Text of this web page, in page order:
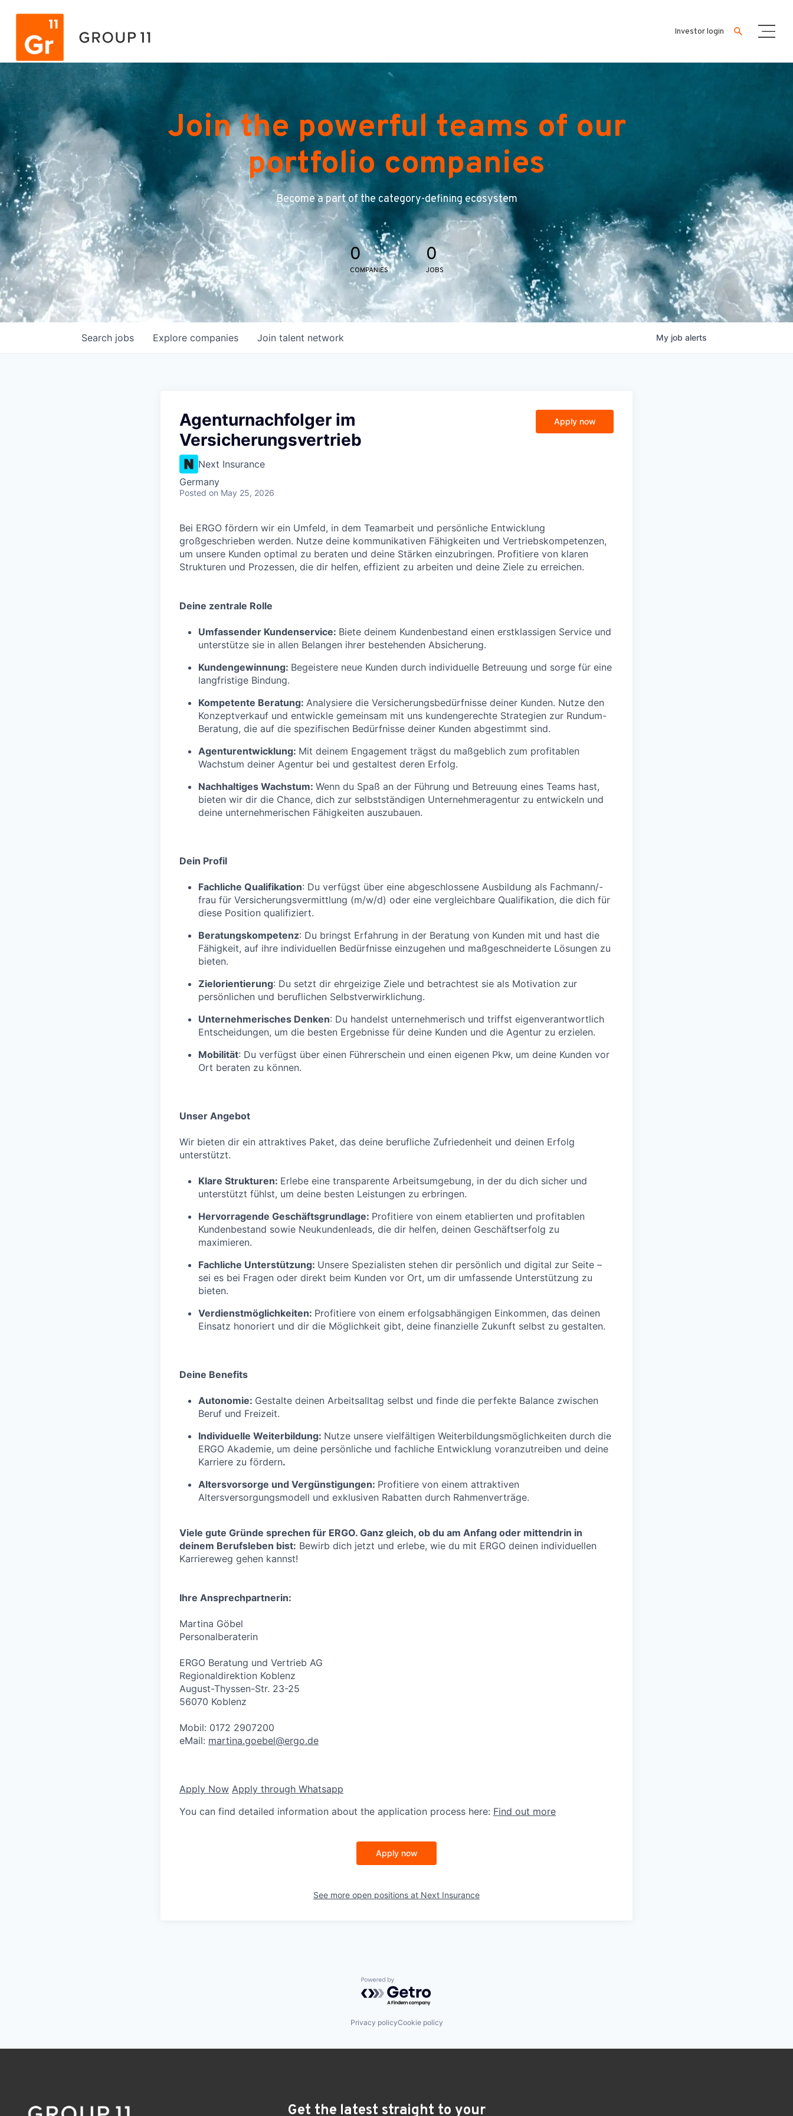
Investor login
Join the powerful teams of our
portfolio companies
Become a part of the category-defining ecosystem
0
COMPANIES
0
JOBS
Search jobs Explore companies Join talent network My job alerts
Agenturnachfolger im
Versicherungsvertrieb
Next Insurance
Germany
Posted on May 25, 2026
Apply now
Bei ERGO fördern wir ein Umfeld, in dem Teamarbeit und persönliche Entwicklung
großgeschrieben werden. Nutze deine kommunikativen Fähigkeiten und Vertriebskompetenzen,
um unsere Kunden optimal zu beraten und deine Stärken einzubringen. Profitiere von klaren
Strukturen und Prozessen, die dir helfen, effizient zu arbeiten und deine Ziele zu erreichen.
Deine zentrale Rolle
Umfassender Kundenservice: Biete deinem Kundenbestand einen erstklassigen Service und
unterstütze sie in allen Belangen ihrer bestehenden Absicherung.
Kundengewinnung: Begeistere neue Kunden durch individuelle Betreuung und sorge für eine
langfristige Bindung.
Kompetente Beratung: Analysiere die Versicherungsbedürfnisse deiner Kunden. Nutze den
Konzeptverkauf und entwickle gemeinsam mit uns kundengerechte Strategien zur Rundum-
Beratung, die auf die spezifischen Bedürfnisse deiner Kunden abgestimmt sind.
Agenturentwicklung: Mit deinem Engagement trägst du maßgeblich zum profitablen
Wachstum deiner Agentur bei und gestaltest deren Erfolg.
Nachhaltiges Wachstum: Wenn du Spaß an der Führung und Betreuung eines Teams hast,
bieten wir dir die Chance, dich zur selbstständigen Unternehmeragentur zu entwickeln und
deine unternehmerischen Fähigkeiten auszubauen.
Dein Profil
Fachliche Qualifikation: Du verfügst über eine abgeschlossene Ausbildung als Fachmann/-
frau für Versicherungsvermittlung (m/w/d) oder eine vergleichbare Qualifikation, die dich für
diese Position qualifiziert.
Beratungskompetenz: Du bringst Erfahrung in der Beratung von Kunden mit und hast die
Fähigkeit, auf ihre individuellen Bedürfnisse einzugehen und maßgeschneiderte Lösungen zu
bieten.
Zielorientierung: Du setzt dir ehrgeizige Ziele und betrachtest sie als Motivation zur
persönlichen und beruflichen Selbstverwirklichung.
Unternehmerisches Denken: Du handelst unternehmerisch und triffst eigenverantwortlich
Entscheidungen, um die besten Ergebnisse für deine Kunden und die Agentur zu erzielen.
Mobilität: Du verfügst über einen Führerschein und einen eigenen Pkw, um deine Kunden vor
Ort beraten zu können.
Unser Angebot
Wir bieten dir ein attraktives Paket, das deine berufliche Zufriedenheit und deinen Erfolg
unterstützt.
Klare Strukturen: Erlebe eine transparente Arbeitsumgebung, in der du dich sicher und
unterstützt fühlst, um deine besten Leistungen zu erbringen.
Hervorragende Geschäftsgrundlage: Profitiere von einem etablierten und profitablen
Kundenbestand sowie Neukundenleads, die dir helfen, deinen Geschäftserfolg zu
maximieren.
Fachliche Unterstützung: Unsere Spezialisten stehen dir persönlich und digital zur Seite –
sei es bei Fragen oder direkt beim Kunden vor Ort, um dir umfassende Unterstützung zu
bieten.
Verdienstmöglichkeiten: Profitiere von einem erfolgsabhängigen Einkommen, das deinen
Einsatz honoriert und dir die Möglichkeit gibt, deine finanzielle Zukunft selbst zu gestalten.
Deine Benefits
Autonomie: Gestalte deinen Arbeitsalltag selbst und finde die perfekte Balance zwischen
Beruf und Freizeit.
Individuelle Weiterbildung: Nutze unsere vielfältigen Weiterbildungsmöglichkeiten durch die
ERGO Akademie, um deine persönliche und fachliche Entwicklung voranzutreiben und deine
Karriere zu fördern.
Altersvorsorge und Vergünstigungen: Profitiere von einem attraktiven
Altersversorgungsmodell und exklusiven Rabatten durch Rahmenverträge.
Viele gute Gründe sprechen für ERGO. Ganz gleich, ob du am Anfang oder mittendrin in
deinem Berufsleben bist: Bewirb dich jetzt und erlebe, wie du mit ERGO deinen individuellen
Karriereweg gehen kannst!
Ihre Ansprechpartnerin:
Martina Göbel
Personalberaterin
ERGO Beratung und Vertrieb AG
Regionaldirektion Koblenz
August-Thyssen-Str. 23-25
56070 Koblenz
Mobil: 0172 2907200
eMail: martina.goebel@ergo.de
Apply Now Apply through Whatsapp
You can find detailed information about the application process here: Find out more
Apply now
See more open positions at Next Insurance
Powered by Getro.com
Privacy policyCookie policy
Get the latest straight to your